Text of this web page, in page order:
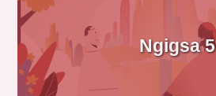
Ngigsa 5